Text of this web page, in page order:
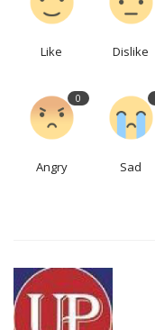
Like Dislike
0
Angry Sad